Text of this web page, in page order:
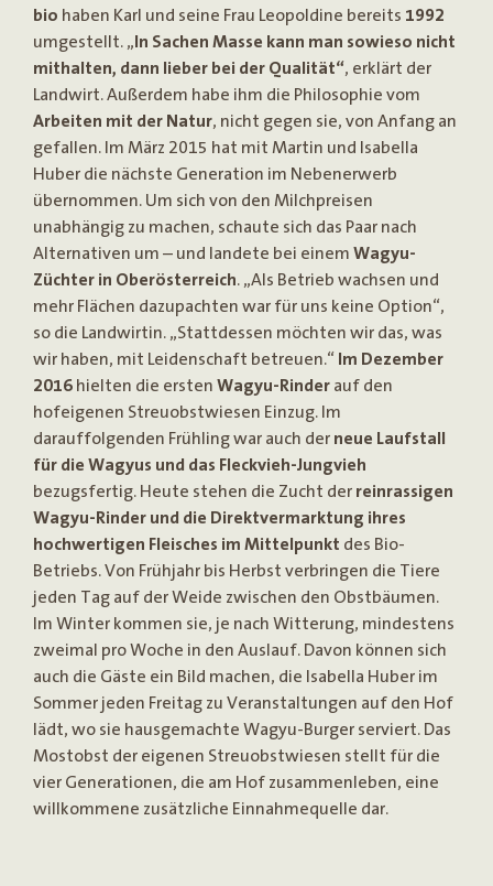
bio haben Karl und seine Frau Leopoldine bereits 1992
umgestellt. „In Sachen Masse kann man sowieso nicht
mithalten, dann lieber bei der Qualität“, erklärt der
Landwirt. Außerdem habe ihm die Philosophie vom
Arbeiten mit der Natur, nicht gegen sie, von Anfang an
gefallen. Im März 2015 hat mit Martin und Isabella
Huber die nächste Generation im Nebenerwerb
übernommen. Um sich von den Milchpreisen
unabhängig zu machen, schaute sich das Paar nach
Alternativen um – und landete bei einem Wagyu-
Züchter in Oberösterreich. „Als Betrieb wachsen und
mehr Flächen dazupachten war für uns keine Option“,
so die Landwirtin. „Stattdessen möchten wir das, was
wir haben, mit Leidenschaft betreuen.“ Im Dezember
2016 hielten die ersten Wagyu-Rinder auf den
hofeigenen Streuobstwiesen Einzug. Im
darauffolgenden Frühling war auch der neue Laufstall
für die Wagyus und das Fleckvieh-Jungvieh
bezugsfertig. Heute stehen die Zucht der reinrassigen
Wagyu-Rinder und die Direktvermarktung ihres
hochwertigen Fleisches im Mittelpunkt des Bio-
Betriebs. Von Frühjahr bis Herbst verbringen die Tiere
jeden Tag auf der Weide zwischen den Obstbäumen.
Im Winter kommen sie, je nach Witterung, mindestens
zweimal pro Woche in den Auslauf. Davon können sich
auch die Gäste ein Bild machen, die Isabella Huber im
Sommer jeden Freitag zu Veranstaltungen auf den Hof
lädt, wo sie hausgemachte Wagyu-Burger serviert. Das
Mostobst der eigenen Streuobstwiesen stellt für die
vier Generationen, die am Hof zusammenleben, eine
willkommene zusätzliche Einnahmequelle dar.